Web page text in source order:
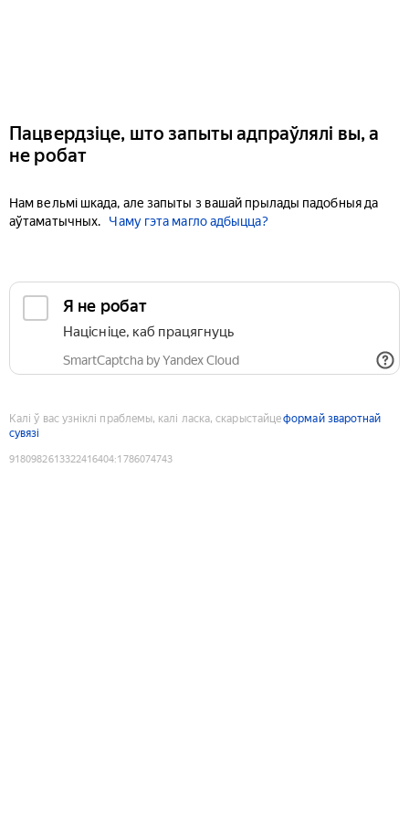
Пацвердзіце, што запыты адпраўлялі вы, а
не робат
Нам вельмі шкада, але запыты з вашай прылады падобныя да
аўтаматычных.
Чаму гэта магло адбыцца?
Я не робат
Націсніце, каб працягнуць
SmartCaptcha by Yandex Cloud
Калі ў вас узніклі праблемы, калі ласка, скарыстайцеформай зваротнай
сувязі
9180982613322416404:1786074743